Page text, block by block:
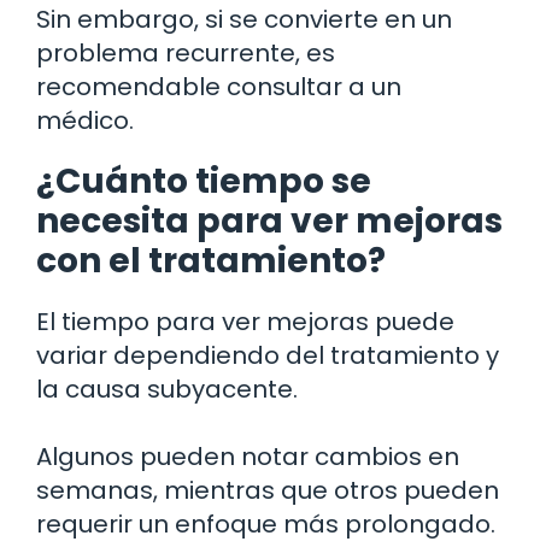
Sin embargo, si se convierte en un
problema recurrente, es
recomendable consultar a un
médico.
¿Cuánto tiempo se
necesita para ver mejoras
con el tratamiento?
El tiempo para ver mejoras puede
variar dependiendo del tratamiento y
la causa subyacente.
Algunos pueden notar cambios en
semanas, mientras que otros pueden
requerir un enfoque más prolongado.